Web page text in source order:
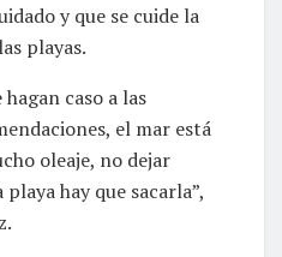
y que se cuide la
playas.
caso a las
el mar está
oleaje, no dejar
hay que sacarla”,